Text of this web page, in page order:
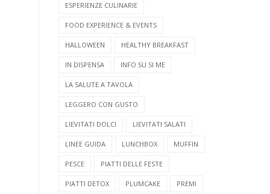
ESPERIENZE CULINARIE
FOOD EXPERIENCE & EVENTS
HALLOWEEN HEALTHY BREAKFAST
IN DISPENSA INFO SU SI ME
LA SALUTE A TAVOLA
LEGGERO CON GUSTO
LIEVITATI DOLCI LIEVITATI SALATI
LINEE GUIDA LUNCHBOX MUFFIN
PESCE PIATTI DELLE FESTE
PIATTI DETOX PLUMCAKE PREMI